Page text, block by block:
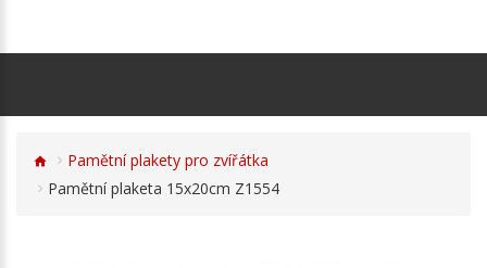
Pamětní plakety pro zvířátka
Pamětní plaketa 15x20cm Z1554